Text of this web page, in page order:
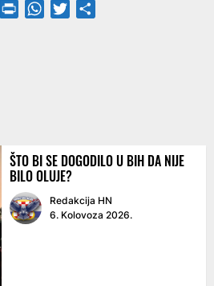
TelegramPrintFriendly
WhatsApp
Twitter
ŠTO BI SE DOGODILO U BIH DA NIJE
BILO OLUJE?
Redakcija HN
6. Kolovoza 2026.